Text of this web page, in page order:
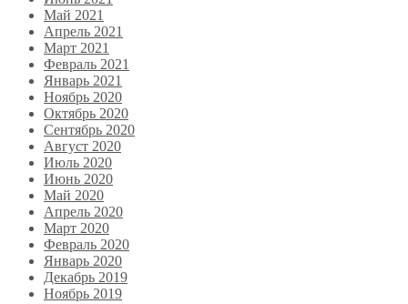
Май 2021
Апрель 2021
Март 2021
Февраль 2021
Январь 2021
Ноябрь 2020
Октябрь 2020
Сентябрь 2020
Август 2020
Июль 2020
Июнь 2020
Май 2020
Апрель 2020
Март 2020
Февраль 2020
Январь 2020
Декабрь 2019
Ноябрь 2019